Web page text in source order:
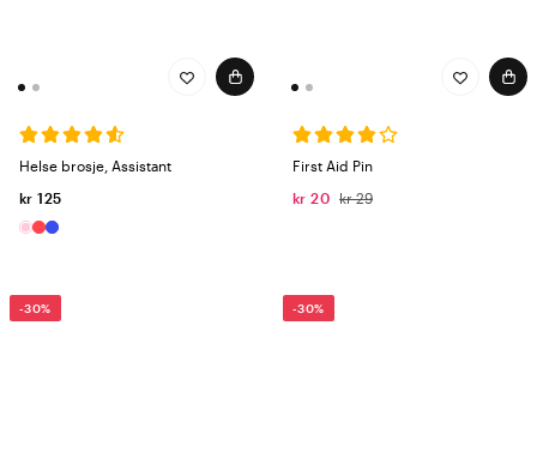
Helse brosje, Assistant
kr 125
First Aid Pin
kr 20 kr 29
-30% -30%